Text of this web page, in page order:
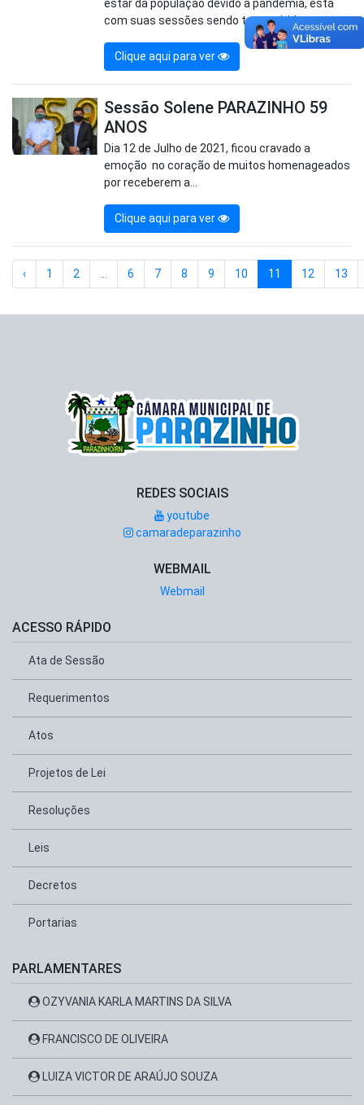
estar da população devido a pandemia, está
com suas sessões sendo transmitidas...
Clique aqui para ver
Sessão Solene PARAZINHO 59
ANOS
Dia 12 de Julho de 2021, ficou cravado a
emoção no coração de muitos homenageados
por receberem a...
Clique aqui para ver
‹ 1 2 6 7 8 9 10 11 12 13
REDES SOCIAIS
youtube
camaradeparazinho
WEBMAIL
Webmail
ACESSO RÁPIDO
Ata de Sessão
Requerimentos
Atos
Projetos de Lei
Resoluções
Leis
Decretos
Portarias
PARLAMENTARES
OZYVANIA KARLA MARTINS DA SILVA
FRANCISCO DE OLIVEIRA
LUIZA VICTOR DE ARAÚJO SOUZA